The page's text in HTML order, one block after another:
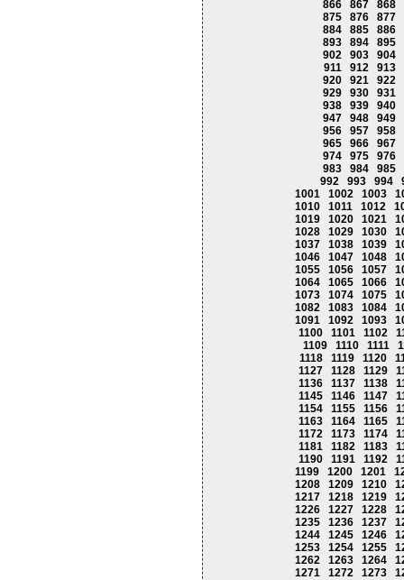
866
867
868
875
876
877
884
885
886
893
894
895
902
903
904
911
912 913
920
921
922
929
930
931
938
939
940
947
948
949
956
957
958
965
966
967
974
975
976
983
984
985
992
993 994
1001
1002 1003
1010
1011 1012
1019
1020 1021
1028
1029 1030
1037
1038 1039
1046
1047 1048
1055
1056 1057
1064
1065 1066
1073
1074 1075
1082
1083 1084
1091
1092 1093
1100
1101 1102
1109
1110 1111
1118
1119 1120
1127
1128 1129
1136
1137 1138
1145
1146 1147
1154
1155 1156
1163
1164 1165
1172
1173 1174
1181
1182 1183
1190
1191 1192
1199
1200 1201
1208
1209 1210
1217
1218 1219
1226
1227 1228
1235
1236 1237
1244
1245 1246
1253
1254 1255
1262
1263 1264
1271
1272 1273